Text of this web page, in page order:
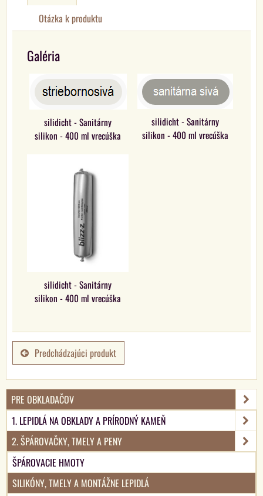
Otázka k produktu
Galéria
silidicht - Sanitárny
silikon - 400 ml vrecúška
silidicht - Sanitárny
silikon - 400 ml vrecúška
silidicht - Sanitárny
silikon - 400 ml vrecúška
Predchádzajúci produkt
PRE OBKLADAČOV
1. LEPIDLÁ NA OBKLADY A PRÍRODNÝ KAMEŇ
2. ŠPÁROVAČKY, TMELY A PENY
ŠPÁROVACIE HMOTY
SILIKÓNY, TMELY A MONTÁŽNE LEPIDLÁ